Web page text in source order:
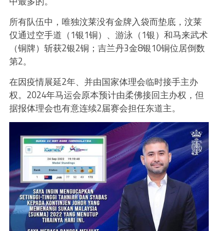
所有队伍中，唯独汶莱没有金牌入袋而垫底，汶莱
仅通过空手道（1银1铜）、游泳（1银）和马来武术
（铜牌）斩获2银2铜；吉兰丹3金8银10铜位居倒数
第2。
在因疫情展延2年、并由国家体理会临时接手主办
权。2024年马运会原本预计由柔佛接回主办权，但
据报体理会也有意连续2届赛会担任东道主。